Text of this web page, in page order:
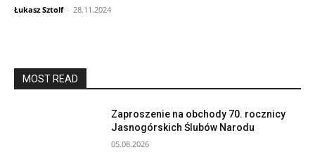
Łukasz Sztolf - 28.11.2024
MOST READ
Zaproszenie na obchody 70. rocznicy
Jasnogórskich Ślubów Narodu
05.08.2026